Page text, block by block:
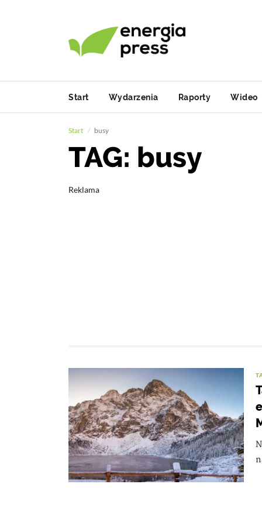
Start Wydarzenia Raporty Wideo
Start busy
TAG: busy
Reklama